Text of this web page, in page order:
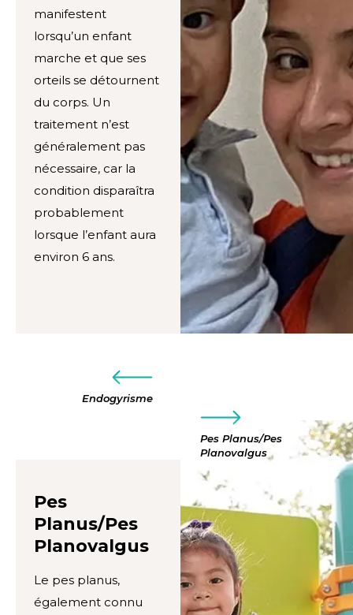
manifestent
lorsqu’un enfant
marche et que ses
orteils se détournent
du corps. Un
traitement n’est
généralement pas
nécessaire, car la
condition disparaîtra
probablement
lorsque l’enfant aura
environ 6 ans.
Endogyrisme
Pes Planus/Pes
Planovalgus
Pes
Planus/Pes
Planovalgus
Le pes planus,
également connu